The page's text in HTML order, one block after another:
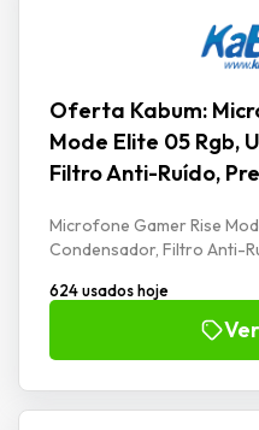
Oferta Kabum:
Mode Elite 05 Rgb,
Filtro Anti-Ruído,
Microfone Gamer Rise
Condensador, Filtro Anti-
624 usados hoje